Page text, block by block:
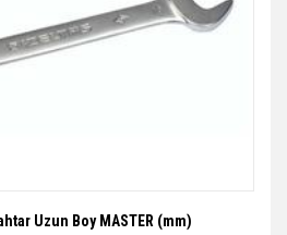
Uzun Boy MASTER (mm)